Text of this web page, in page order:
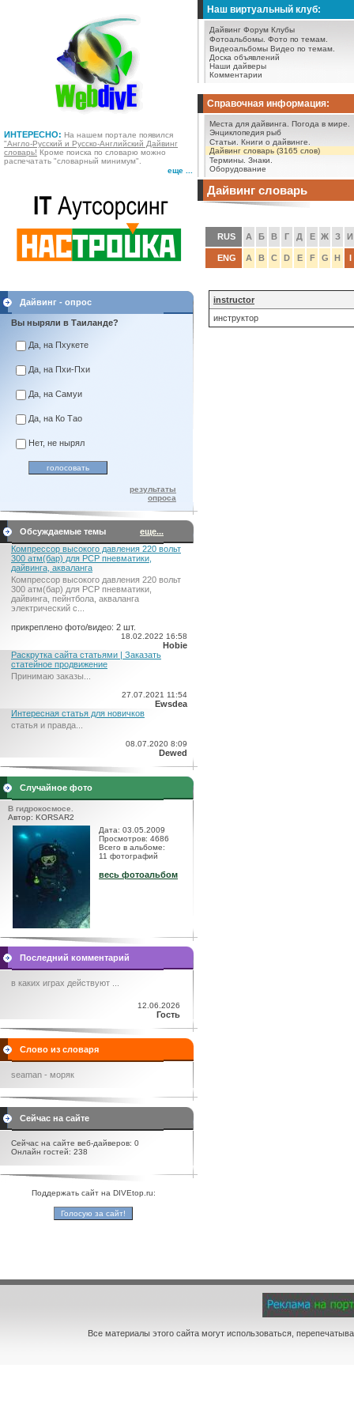
ИНТЕРЕСНО: На нашем портале появился
"Англо-Русский и Русско-Английский Дайвинг
словарь! Кроме поиска по словарю можно
распечатать "словарный минимум".
еще ...
Наш виртуальный клуб:
Дайвинг Форум Клубы
Фотоальбомы. Фото по темам.
Видеоальбомы Видео по темам.
Доска объявлений
Наши дайверы
Комментарии
Справочная информация:
Места для дайвинга.
Погода в мире.
Энциклопедия рыб
Статьи.
Книги о дайвинге.
Дайвинг словарь (3165 слов)
Термины. Знаки.
Оборудование
Дайвинг - опрос
Вы ныряли в Таиланде?
Да, на Пхукете
Да, на Пхи-Пхи
Да, на Самуи
Да, на Ко Тао
Нет, не нырял
результаты
опроса
Обсуждаемые темы
еще...
Компрессор высокого давления 220 вольт
300 атм(бар) для PCP пневматики,
дайвинга, акваланга
Компрессор высокого давления 220 вольт
300 атм(бар) для PCP пневматики,
дайвинга, пейнтбола, акваланга
электрический c...
прикреплено фото/видео: 2 шт.
18.02.2022 16:58
Hobie
Раскрутка сайта статьями | Заказать
статейное продвижение
Принимаю заказы...
27.07.2021 11:54
Ewsdea
Интересная статья для новичков
статья и правда...
08.07.2020 8:09
Dewed
Случайное фото
В гидрокосмосе.
Автор: KORSAR2
Дата: 03.05.2009
Просмотров: 4686
Всего в альбоме:
11 фотографий
весь фотоальбом
Последний комментарий
в каких играх действуют ...
12.06.2026
Гость
Слово из словаря
seaman - моряк
Сейчас на сайте
Сейчас на сайте веб-дайверов: 0
Онлайн гостей: 238
Поддержать сайт на DIVEtop.ru:
Дайвинг словарь
RUS А Б В Г Д Е Ж З И
ENG A B C D E F G H I
instructor
инструктор
Все материалы этого сайта могут использоваться,